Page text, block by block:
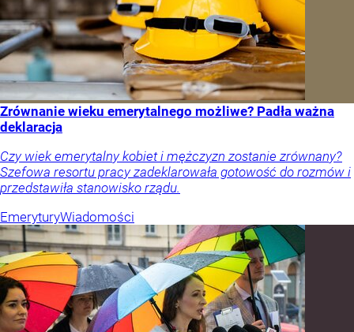
Zrównanie wieku emerytalnego możliwe? Padła ważna
deklaracja
Czy wiek emerytalny kobiet i mężczyzn zostanie zrównany?
Szefowa resortu pracy zadeklarowała gotowość do rozmów i
przedstawiła stanowisko rządu.
EmeryturyWiadomości